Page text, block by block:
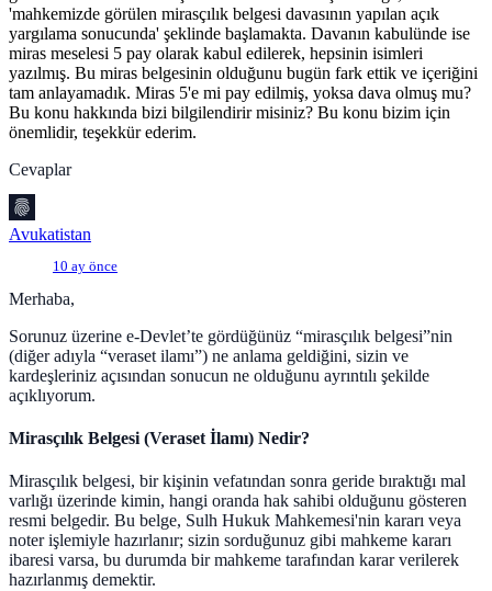
'mahkemizde görülen mirasçılık belgesi davasının yapılan açık
yargılama sonucunda' şeklinde başlamakta. Davanın kabulünde ise
miras meselesi 5 pay olarak kabul edilerek, hepsinin isimleri
yazılmış. Bu miras belgesinin olduğunu bugün fark ettik ve içeriğini
tam anlayamadık. Miras 5'e mi pay edilmiş, yoksa dava olmuş mu?
Bu konu hakkında bizi bilgilendirir misiniz? Bu konu bizim için
önemlidir, teşekkür ederim.
Cevaplar
Avukatistan
10 ay önce
Merhaba,
Sorunuz üzerine e-Devlet’te gördüğünüz “mirasçılık belgesi”nin
(diğer adıyla “veraset ilamı”) ne anlama geldiğini, sizin ve
kardeşleriniz açısından sonucun ne olduğunu ayrıntılı şekilde
açıklıyorum.
Mirasçılık Belgesi (Veraset İlamı) Nedir?
Mirasçılık belgesi, bir kişinin vefatından sonra geride bıraktığı mal
varlığı üzerinde kimin, hangi oranda hak sahibi olduğunu gösteren
resmi belgedir. Bu belge, Sulh Hukuk Mahkemesi'nin kararı veya
noter işlemiyle hazırlanır; sizin sorduğunuz gibi mahkeme kararı
ibaresi varsa, bu durumda bir mahkeme tarafından karar verilerek
hazırlanmış demektir.